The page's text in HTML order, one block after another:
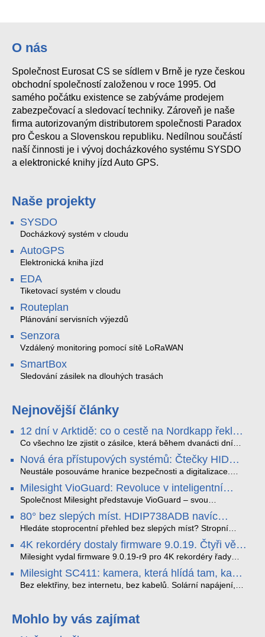
O nás
Společnost Eurosat CS se sídlem v Brně je ryze českou
obchodní společností založenou v roce 1995. Od
samého počátku existence se zabýváme prodejem
zabezpečovací a sledovací techniky. Zároveň je naše
firma autorizovaným distributorem společnosti Paradox
pro Českou a Slovenskou republiku. Nedílnou součástí
naší činnosti je i vývoj docházkového systému SYSDO
a elektronické knihy jízd Auto GPS.
Naše projekty
SYSDO
Docházkový systém v cloudu
AutoGPS
Elektronická kniha jízd
EDA
Tiketovací systém v cloudu
Routeplan
Plánování servisních výjezdů
Senzora
Vzdálený monitoring pomocí sítě LoRaWAN
SmartBox
Sledování zásilek na dlouhých trasách
Nejnovější články
12 dní v Arktidě: co o cestě na Nordkapp řekla
data ze SMARTBOX 2 MAX
Co všechno lze zjistit o zásilce, která během dvanácti dní
projede Arktidou? SMARTBOX 2 MAX jsme vzali na trasu z
Tromsø přes Lofoty, Kirunu a finské Laponsko až na
Nordkapp. Bez jediného dobití, v mrazu až −13 °C a mimo
otřesy i náklon. Výsledkem není jen čára na mapě, ale
podrobný datový příběh celé cesty.
Nová éra přístupových systémů: Čtečky HID
Signo
Neustále posouváme hranice bezpečnosti a digitalizace.
v oblasti kontroly přístupu – moderní a vysoce univerzální
čtečky HID Signo.
Milesight VioGuard: Revoluce v inteligentní
detekci dopravních přestupků
Společnost Milesight představuje VioGuard – svou
dopravních přestupků. Tento systém, poháněný
sofistikovanými algoritmy umělé inteligence (AI), je navržen
tak, aby poskytoval komplexní nástroje pro vymáhání
dopravních předpisů, zvyšoval bezpečnost na silnicích a
optimalizoval plynulost dopravy v moderních městech.
80° bez slepých míst. HDIP738ADB navíc
streamuje na YouTube – bez PC.
Hledáte stoprocentní přehled bez slepých míst? Stropní
panoramatická kamera HDIP738ADB skládá obraz ze dvou
4MP senzorů SONY do jednoho čistého 180° záběru bez
zkreslení. K tomu přidává AI detekci osob a vozidel,
YouTube – bez běžícího počítače.
4K rekordéry dostaly firmware 9.0.19. Čtyři věci,
které musíte vědět.
Milesight vydal firmware 9.0.19-r9 pro 4K rekordéry řady
které vám zjednoduší práci – a jedna z nich vám ušetří
spoustu zbytečných výjezdů k zákazníkům.
Milesight SC411: kamera, která hlídá tam, kam
kabel nedosáhne
Bez elektřiny, bez internetu, bez kabelů. Solární napájení,
váš telefon. Podívejte se na video.
Mohlo by vás zajímat